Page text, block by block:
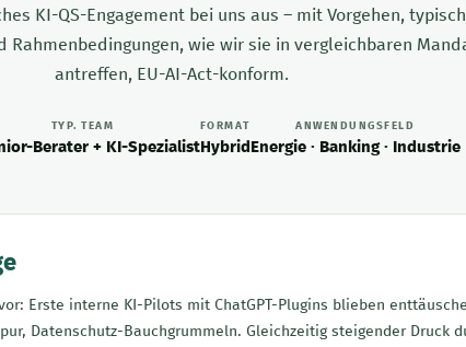
KI-QS-Engagement bei uns aus – mit Vorgehen,
Rahmenbedingungen, wie wir sie in vergleichbaren
antreffen, EU-AI-Act-konform.
TYP. TEAM
Berater + KI-Spezialist
FORMAT
Hybrid
ANWENDUNGSFELD
Energie · Banking · Industrie
Erste interne KI-Pilots mit ChatGPT-Plugins blieben
Datenschutz-Bauchgrummeln. Gleichzeitig steigender Druck